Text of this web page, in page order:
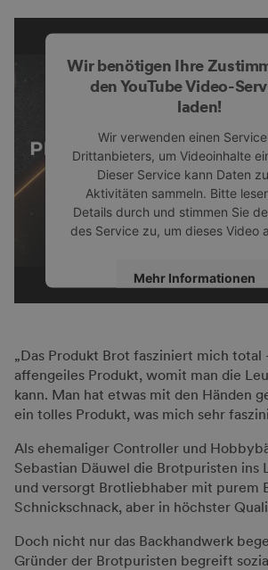
Wir benötigen Ihre
den YouTube Video-
laden!
Wir verwenden einen
Drittanbieters, um Videoinhalte
Dieser Service kann Daten
Aktivitäten sammeln. Bitte
Details durch und stimmen Sie
des Service zu, um dieses Video
Mehr Informationen
powered byUsercentrics
Management Platform
„Das Produkt Brot fasziniert mich total
affengeiles Produkt, womit man die
kann. Man hat etwas mit den Händen
ein tolles Produkt, was mich sehr
Als ehemaliger Controller und
Sebastian Däuwel die Brotpuristen ins
und versorgt Brotliebhaber mit purem
Schnickschnack, aber in höchster
Doch nicht nur das Backhandwerk
Gründer der Brotpuristen begreift